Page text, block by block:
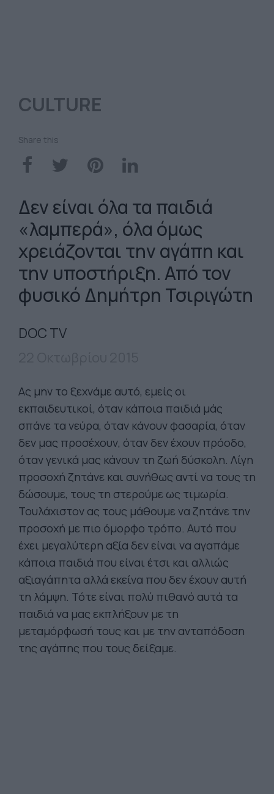
CULTURE
Share this
Δεν είναι όλα τα παιδιά
«λαμπερά», όλα όμως
χρειάζονται την αγάπη και
την υποστήριξη. Από τον
φυσικό Δημήτρη Τσιριγώτη
DOC TV
Ας μην το ξεχνάμε αυτό, εμείς οι
εκπαιδευτικοί, όταν κάποια παιδιά μάς
σπάνε τα νεύρα, όταν κάνουν φασαρία, όταν
δεν μας προσέχουν, όταν δεν έχουν πρόοδο,
όταν γενικά μας κάνουν τη ζωή δύσκολη. Λίγη
προσοχή ζητάνε και συνήθως αντί να τους τη
δώσουμε, τους τη στερούμε ως τιμωρία.
Τουλάχιστον ας τους μάθουμε να ζητάνε την
προσοχή με πιο όμορφο τρόπο. Αυτό που
έχει μεγαλύτερη αξία δεν είναι να αγαπάμε
κάποια παιδιά που είναι έτσι και αλλιώς
αξιαγάπητα αλλά εκείνα που δεν έχουν αυτή
τη λάμψη. Τότε είναι πολύ πιθανό αυτά τα
παιδιά να μας εκπλήξουν με τη
μεταμόρφωσή τους και με την ανταπόδοση
της αγάπης που τους δείξαμε.